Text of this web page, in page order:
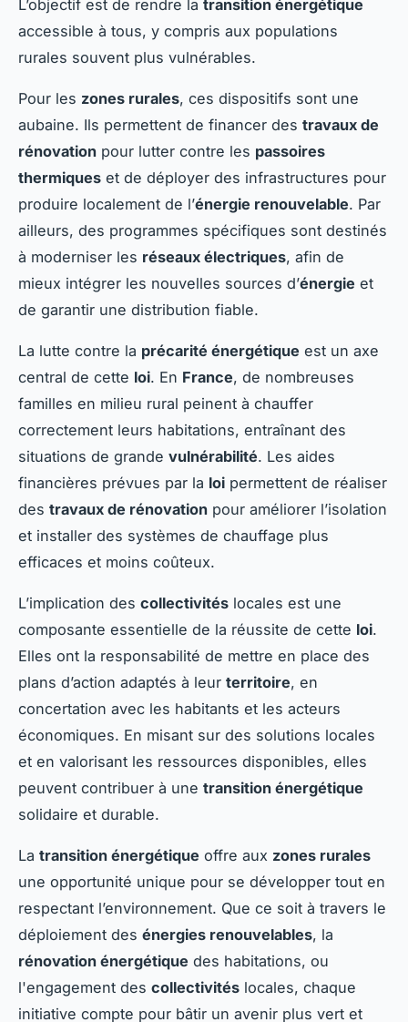
L’objectif est de rendre la transition énergétique
accessible à tous, y compris aux populations
rurales souvent plus vulnérables.
Pour les zones rurales, ces dispositifs sont une
aubaine. Ils permettent de financer des travaux de
rénovation pour lutter contre les passoires
thermiques et de déployer des infrastructures pour
produire localement de l’énergie renouvelable. Par
ailleurs, des programmes spécifiques sont destinés
à moderniser les réseaux électriques, afin de
mieux intégrer les nouvelles sources d’énergie et
de garantir une distribution fiable.
La lutte contre la précarité énergétique est un axe
central de cette loi. En France, de nombreuses
familles en milieu rural peinent à chauffer
correctement leurs habitations, entraînant des
situations de grande vulnérabilité. Les aides
financières prévues par la loi permettent de réaliser
des travaux de rénovation pour améliorer l’isolation
et installer des systèmes de chauffage plus
efficaces et moins coûteux.
L’implication des collectivités locales est une
composante essentielle de la réussite de cette loi.
Elles ont la responsabilité de mettre en place des
plans d’action adaptés à leur territoire, en
concertation avec les habitants et les acteurs
économiques. En misant sur des solutions locales
et en valorisant les ressources disponibles, elles
peuvent contribuer à une transition énergétique
solidaire et durable.
La transition énergétique offre aux zones rurales
une opportunité unique pour se développer tout en
respectant l’environnement. Que ce soit à travers le
déploiement des énergies renouvelables, la
rénovation énergétique des habitations, ou
l'engagement des collectivités locales, chaque
initiative compte pour bâtir un avenir plus vert et